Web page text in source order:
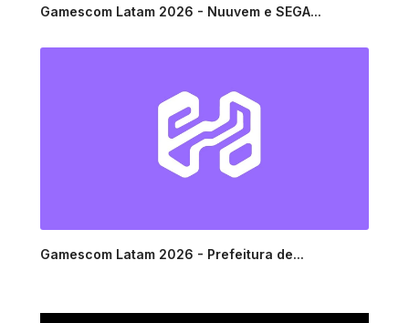
Gamescom Latam 2026 - Nuuvem e SEGA...
Gamescom Latam 2026 - Prefeitura de...